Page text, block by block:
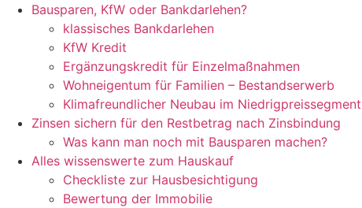
Bausparen, KfW oder Bankdarlehen?
klassisches Bankdarlehen
KfW Kredit
Ergänzungskredit für Einzelmaßnahmen
Wohneigentum für Familien – Bestandserwerb
Klimafreundlicher Neubau im Niedrigpreissegment
Zinsen sichern für den Restbetrag nach Zinsbindung
Was kann man noch mit Bausparen machen?
Alles wissenswerte zum Hauskauf
Checkliste zur Hausbesichtigung
Bewertung der Immobilie